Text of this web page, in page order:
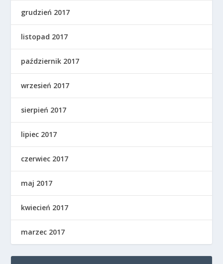
grudzień 2017
listopad 2017
październik 2017
wrzesień 2017
sierpień 2017
lipiec 2017
czerwiec 2017
maj 2017
kwiecień 2017
marzec 2017